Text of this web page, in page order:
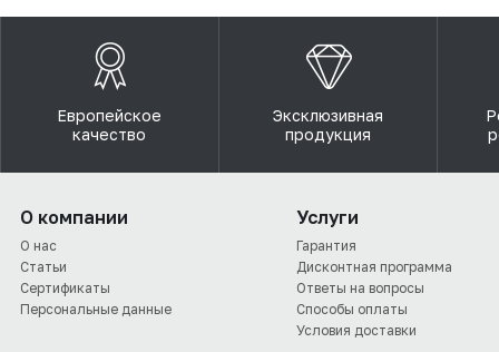
Европейское
качество
Эксклюзивная
продукция
О компании
О нас
Статьи
Сертификаты
Персональные данные
Услуги
Гарантия
Дисконтная программа
Ответы на вопросы
Способы оплаты
Условия доставки